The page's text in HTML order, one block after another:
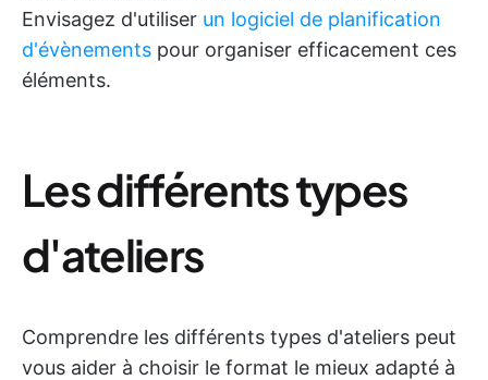
Envisagez d'utiliser un logiciel de planification
d'évènements pour organiser efficacement ces
éléments.
Les différents types
d'ateliers
Comprendre les différents types d'ateliers peut
vous aider à choisir le format le mieux adapté à